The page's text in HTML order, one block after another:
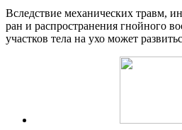
Вследствие механических травм,
ран и распространения гнойного
участков тела на ухо может